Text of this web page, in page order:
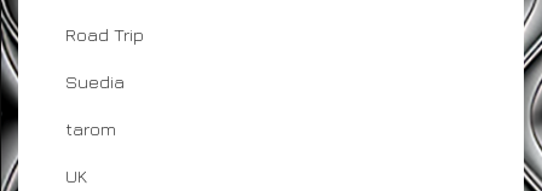
Road Trip
Suedia
tarom
UK